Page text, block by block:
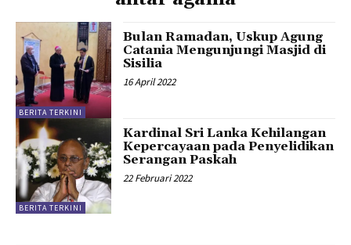
BERITA TERKINI
Bulan Ramadan, Uskup Agung
Catania Mengunjungi Masjid di
Sisilia
16 April 2022
BERITA TERKINI
Kardinal Sri Lanka Kehilangan
Kepercayaan pada Penyelidikan
Serangan Paskah
22 Februari 2022